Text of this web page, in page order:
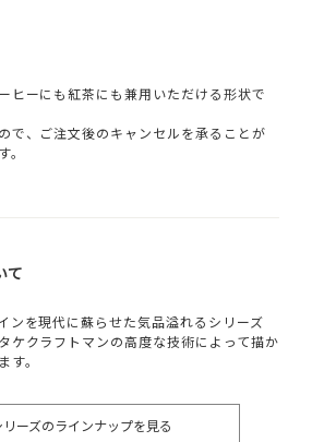
ヒーにも紅茶にも兼用いただける形状で
で、ご注文後のキャンセルを承ることが
て
ンを現代に蘇らせた気品溢れるシリーズ
ケクラフトマンの高度な技術によって描か
。
リーズのラインナップを見る